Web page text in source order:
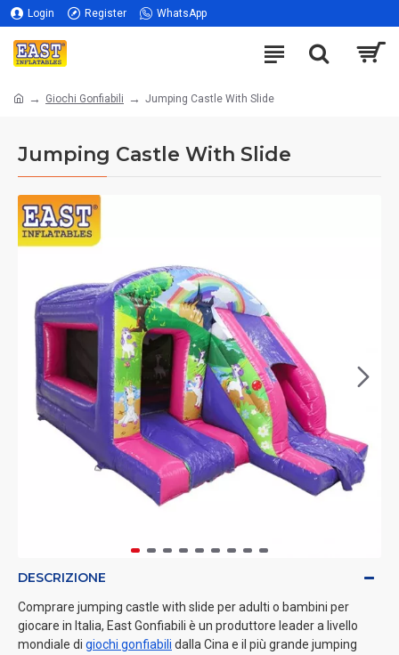
Login Register WhatsApp
Giochi Gonfiabili Jumping Castle With Slide
Jumping Castle With Slide
DESCRIZIONE
Comprare jumping castle with slide per adulti o bambini per
giocare in Italia, East Gonfiabili è un produttore leader a livello
mondiale di giochi gonfiabili dalla Cina e il più grande jumping